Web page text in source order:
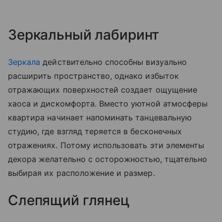
Зеркальный лабиринт
Зеркала действительно способны визуально
расширить пространство, однако избыток
отражающих поверхностей создает ощущение
хаоса и дискомфорта. Вместо уютной атмосферы
квартира начинает напоминать танцевальную
студию, где взгляд теряется в бесконечных
отражениях. Потому использовать эти элементы
декора желательно с осторожностью, тщательно
выбирая их расположение и размер.
Слепящий глянец